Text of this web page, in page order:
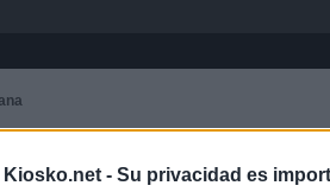
Kiosko.net - Su privacidad es